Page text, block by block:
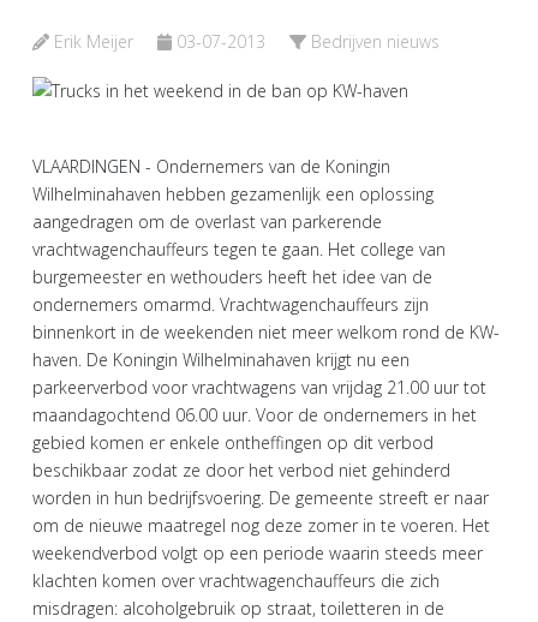
Erik Meijer 03-07-2013 Bedrijven nieuws
VLAARDINGEN - Ondernemers van de Koningin
Wilhelminahaven hebben gezamenlijk een oplossing
aangedragen om de overlast van parkerende
vrachtwagenchauffeurs tegen te gaan. Het college van
burgemeester en wethouders heeft het idee van de
ondernemers omarmd. Vrachtwagenchauffeurs zijn
binnenkort in de weekenden niet meer welkom rond de KW-
haven. De Koningin Wilhelminahaven krijgt nu een
parkeerverbod voor vrachtwagens van vrijdag 21.00 uur tot
maandagochtend 06.00 uur. Voor de ondernemers in het
gebied komen er enkele ontheffingen op dit verbod
beschikbaar zodat ze door het verbod niet gehinderd
worden in hun bedrijfsvoering. De gemeente streeft er naar
om de nieuwe maatregel nog deze zomer in te voeren. Het
weekendverbod volgt op een periode waarin steeds meer
klachten komen over vrachtwagenchauffeurs die zich
misdragen: alcoholgebruik op straat, toiletteren in de